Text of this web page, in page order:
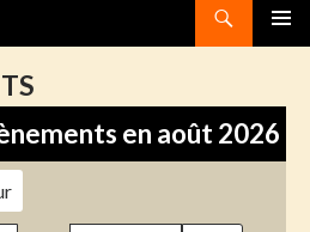
en août 2026